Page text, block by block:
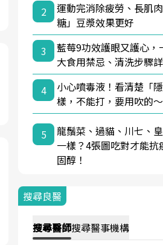
2
運動完消除疲勞、長肌
糖」豆漿效果更好
3
藍莓9功效護眼又護心，
大食用禁忌、清洗步驟
4
小心噴毒液！看清楚「
樣，不能打，要用吹的～
5
龍鬚菜、過貓、川七、
一樣？4張圖吃對才能抗
固醇！
搜尋良醫
搜尋醫師搜尋醫事機構